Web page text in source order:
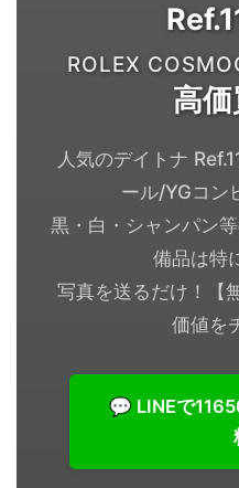
ROLEX
高価
人気のデイトナ
ール/YGコン
黒・白・シャンパン
備品は特
写真を送るだけ！【
価値を
💬 LINEで